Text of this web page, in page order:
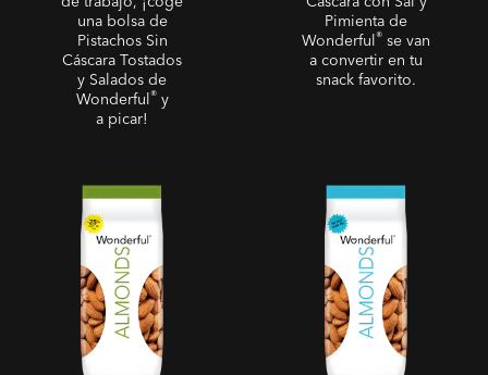
una bolsa de
Pistachos Sin
Cáscara Tostados
y Salados de
Wonderful®y
a picar!
Pimienta de
Wonderful® se van
a convertir en tu
snack favorito.